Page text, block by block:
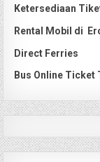
Ketersediaan
Rental Mobil di
Direct Ferries
Bus Online Ticket